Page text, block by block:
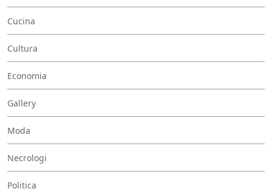
Cucina
Cultura
Economia
Gallery
Moda
Necrologi
Politica